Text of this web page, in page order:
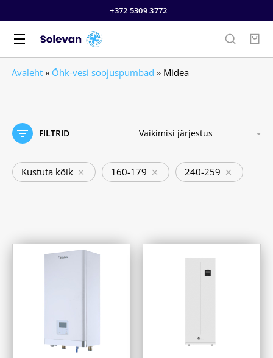
+372 5309 3772
Avaleht » Õhk-vesi soojuspumbad » Midea
FILTRID
Kustuta kõik 160-179 240-259